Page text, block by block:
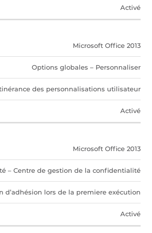
Activé
Microsoft Office 2013
Options globales – Personnaliser
des personnalisations utilisateur
Activé
Microsoft Office 2013
– Centre de gestion de la confidentialité
d’adhésion lors de la premiere exécution
Activé